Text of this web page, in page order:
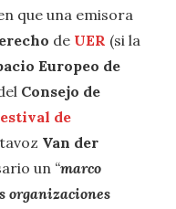
que una emisora
de UER (si la
Europeo de
Consejo de
de
Van der
un “marco
organizaciones